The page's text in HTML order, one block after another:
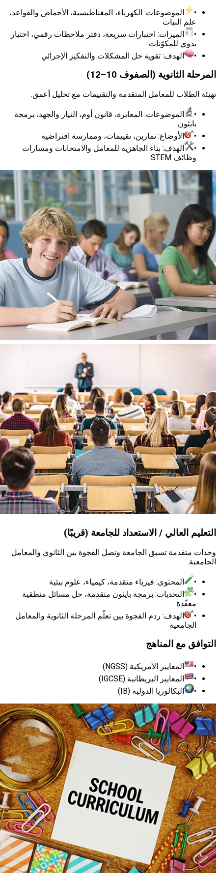
الموضوعات: الكهرباء، المغناطيسية، الأحماض والقواعد،
النبات
الميزات: اختبارات سريعة، دفتر ملاحظات رقمي، اختيار
للمكوّنات
الهدف: تقوية حل المشكلات والتفكير الإجرائي
(الصفوف 10–12)
للمعامل المتقدمة والتقييمات مع تحليل أعمق.
الموضوعات: المعايرة، قانون أوم، التيار والجهد، برمجة
الأوضاع: تمارين، تقييمات، وممارسة افتراضية
الهدف: بناء الجاهزية للمعامل والامتحانات ومسارات
العالي / الاستعداد للجامعة (قريبًا)
تسبق الجامعة وتصل الفجوة بين الثانوي والمعامل
المحتوى: فيزياء متقدمة، كيمياء، علوم بيئية
التحديات: برمجة بايثون متقدمة، حل مسائل منطقية
الهدف: ردم الفجوة بين تعلّم المرحلة الثانوية والمعامل
مع المناهج
المعايير الأمريكية (NGSS)
المعايير البريطانية (IGCSE)
البكالوريا الدولية (IB)